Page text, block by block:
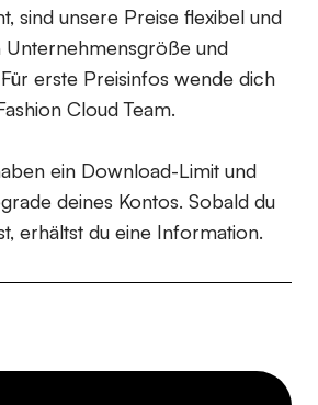
sind unsere Preise flexibel und
Unternehmensgröße und
erste Preisinfos wende dich
Cloud Team.
ein Download-Limit und
deines Kontos. Sobald du
erhältst du eine Information.